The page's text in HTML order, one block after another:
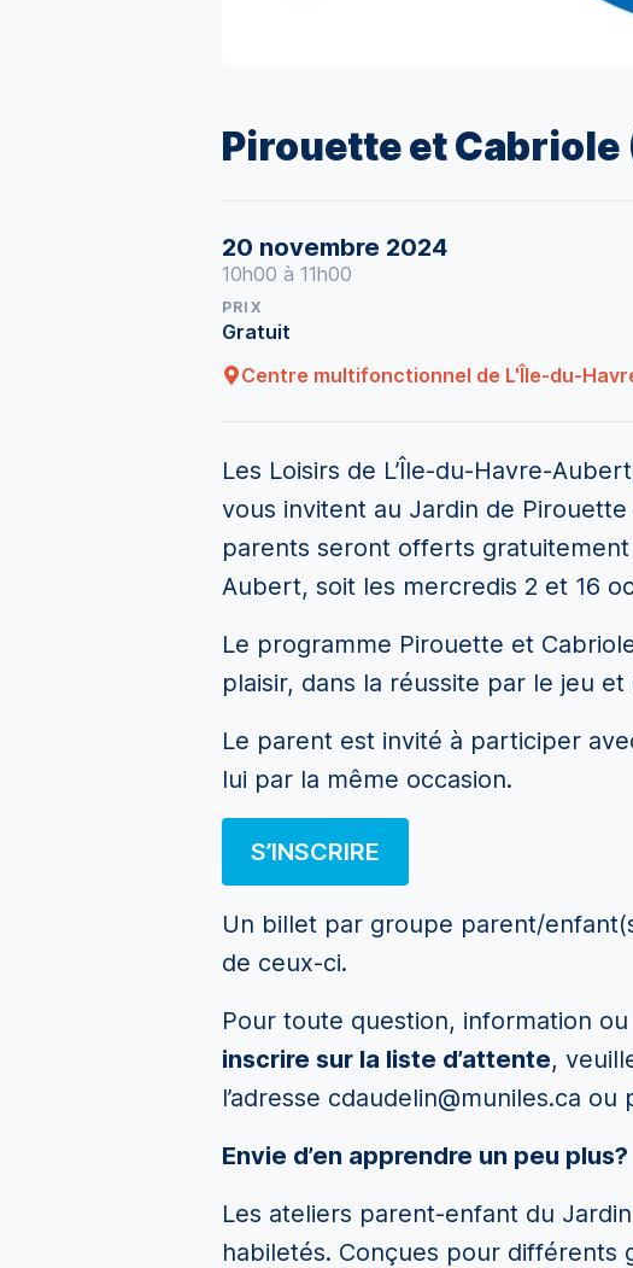
Pirouette et Cabriole
20 novembre 2024
10h00 à 11h00
PRIX
Gratuit
Centre multifonctionnel de L'Île-du-
Les Loisirs de L’Île-du-Havre-
vous invitent au Jardin de
parents seront offerts
Aubert, soit les mercredis 2 et 16
Le programme Pirouette et
plaisir, dans la réussite par le jeu
Le parent est invité à participer
lui par la même occasion.
S’INSCRIRE
Un billet par groupe parent/
de ceux-ci.
Pour toute question, information ou
inscrire sur la liste d’attente,
l’adresse cdaudelin@muniles.ca
Envie d’en apprendre un peu plus?
Les ateliers parent-enfant du
habiletés. Conçues pour différents